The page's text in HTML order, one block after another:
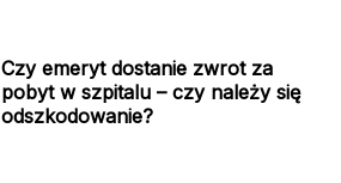
Czy emeryt dostanie zwrot za
pobyt w szpitalu – czy należy się
odszkodowanie?